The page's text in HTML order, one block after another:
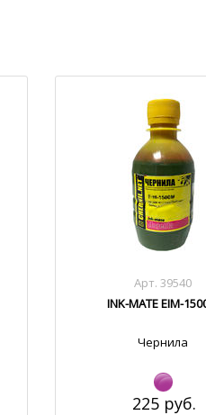
Арт. 39540
INK-MATE EIM-
Чернила
225 руб.